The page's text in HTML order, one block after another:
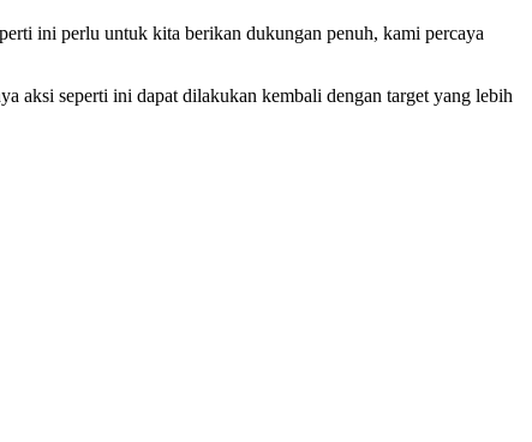
ini perlu untuk kita berikan dukungan penuh, kami percaya
aksi seperti ini dapat dilakukan kembali dengan target yang lebih